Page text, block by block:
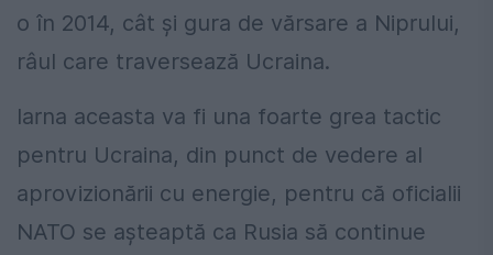
o în 2014, cât și gura de vărsare a Niprului,
râul care traversează Ucraina.
Iarna aceasta va fi una foarte grea tactic
pentru Ucraina, din punct de vedere al
aprovizionării cu energie, pentru că oficialii
NATO se așteaptă ca Rusia să continue